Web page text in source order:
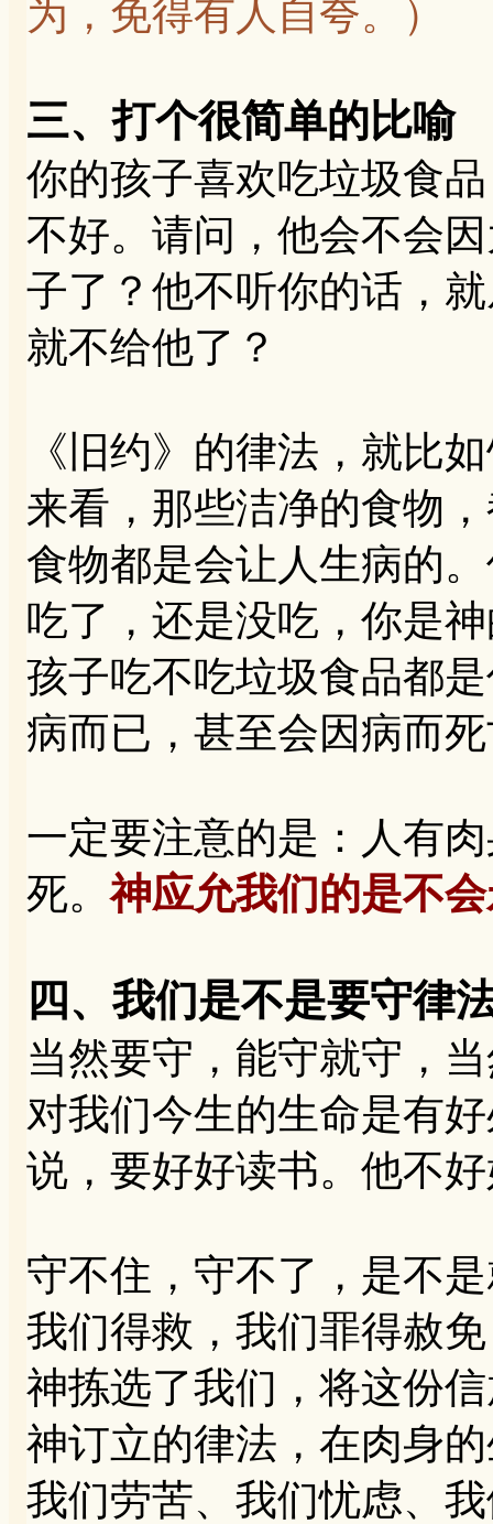
为，免得有人自夸。 ）
三、打个很简单的比喻
你的孩子喜欢吃垃圾食
不好。请问，他会不会
子了？他不听你的话，
就不给他了？
《旧约》的律法，就比
来看，那些洁净的食物
食物都是会让人生病的
吃了，还是没吃，你是
孩子吃不吃垃圾食品都
病而已，甚至会因病而
一定要注意的是：人有
死。神应允我们的是不
四、我们是不是要守律
当然要守，能守就守，
对我们今生的生命是有
说，要好好读书。他不
守不住，守不了，是不
我们得救，我们罪得赦
神拣选了我们，将这份
神订立的律法，在肉身
我们劳苦、我们忧虑、